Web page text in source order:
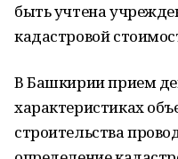
быть учтена
кадастровой
В Башкирии прием
характеристиках
строительства